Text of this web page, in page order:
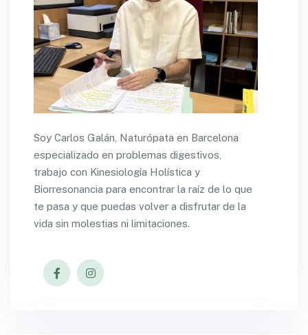
Soy Carlos Galán, Naturópata en Barcelona
especializado en problemas digestivos,
trabajo con Kinesiología Holística y
Biorresonancia para encontrar la raíz de lo que
te pasa y que puedas volver a disfrutar de la
vida sin molestias ni limitaciones.